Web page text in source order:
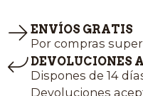
ENVÍOS GRATIS
Por compras
DEVOLUCIONES
Dispones de 14
Devoluciones